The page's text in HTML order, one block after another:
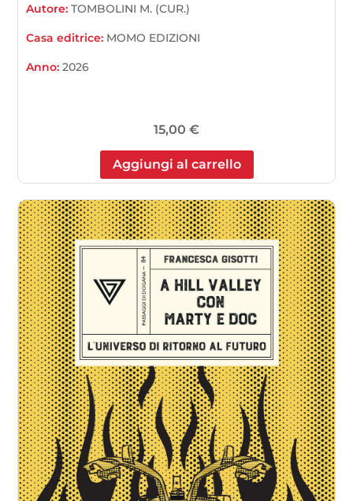
Autore:TOMBOLINI M. (CUR.)
Casa editrice: MOMO EDIZIONI
Anno:2026
15,00 €
Aggiungi al carrello